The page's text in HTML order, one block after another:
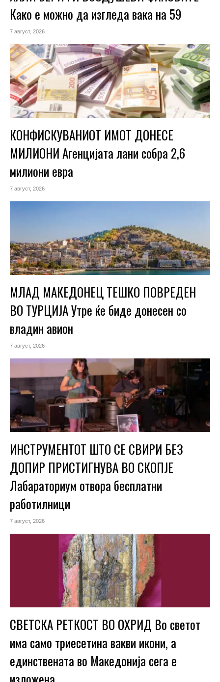
Како е можно да изгледа вака на 59
7 август, 2026
КОНФИСКУВАНИОТ ИМОТ ДОНЕСЕ
МИЛИОНИ Агенцијата лани собра 2,6
милиони евра
7 август, 2026
МЛАД МАКЕДОНЕЦ ТЕШКО ПОВРЕДЕН
ВО ТУРЦИЈА Утре ќе биде донесен со
владин авион
7 август, 2026
ИНСТРУМЕНТОТ ШТО СЕ СВИРИ БЕЗ
ДОПИР ПРИСТИГНУВА ВО СКОПЈЕ
Лабараториум отвора бесплатни
работилници
7 август, 2026
СВЕТСКА РЕТКОСТ ВО ОХРИД Во светот
има само триесетина вакви икони, а
единствената во Македонија сега е